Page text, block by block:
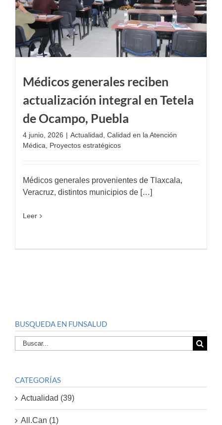
Médicos generales reciben
actualización integral en Tetela
de Ocampo, Puebla
4 junio, 2026 | Actualidad Calidad en la Atención
Médica
Proyectos estratégicos
Médicos generales provenientes de Tlaxcala,
Veracruz, distintos municipios de […]
Leer
BUSQUEDA EN FUNSALUD
Buscar
por:
CATEGORÍAS
Actualidad (39)
All.Can (1)